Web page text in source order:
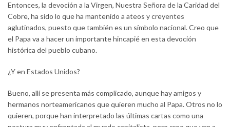
Entonces, la devoción a la Virgen, Nuestra Señora de la Caridad del
Cobre, ha sido lo que ha mantenido a ateos y creyentes
aglutinados, puesto que también es un símbolo nacional. Creo que
el Papa va a hacer un importante hincapié en esta devoción
histórica del pueblo cubano.
¿Y en Estados Unidos?
Bueno, allí se presenta más complicado, aunque hay amigos y
hermanos norteamericanos que quieren mucho al Papa. Otros no lo
quieren, porque han interpretado las últimas cartas como una